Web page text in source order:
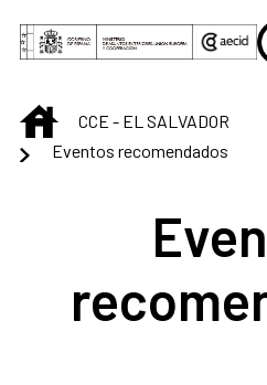
Saltar al contenido principal
INICIOCCE - EL SALVADOR
Eventos recomendados